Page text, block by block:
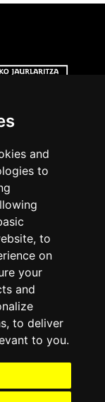
and
to
, to
on
your
and
, to deliver
to you.